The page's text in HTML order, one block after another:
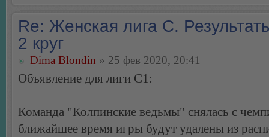
Re: Женская лига С.
2 круг
Dima Blondin » 25 фев 2020, 20:41
Объявление для лиги С1:
Команда "Колпинские ведьмы" снялась с
ближайшее время игры будут удалены из